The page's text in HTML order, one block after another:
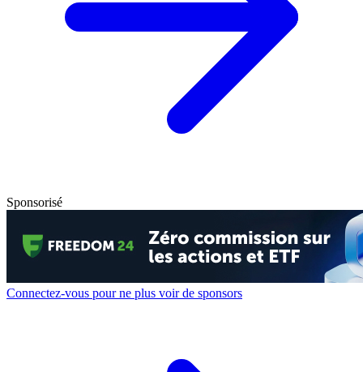
Sponsorisé
Connectez-vous pour ne plus voir de sponsors